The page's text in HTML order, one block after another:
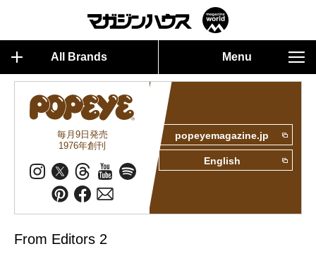
All Brands Menu
毎月9日発売
1976年創刊
popeyemagazine.jp
English
From Editors 2